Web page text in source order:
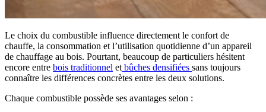
Le choix du combustible influence directement le confort de
chauffe, la consommation et l’utilisation quotidienne d’un appareil
de chauffage au bois. Pourtant, beaucoup de particuliers hésitent
encore entre bois traditionnel et bûches densifiées sans toujours
connaître les différences concrètes entre les deux solutions.
Chaque combustible possède ses avantages selon :